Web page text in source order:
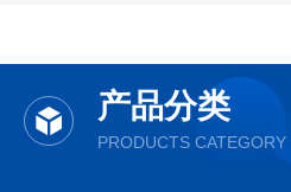
产品分类
PRODUCTS CATEGORY